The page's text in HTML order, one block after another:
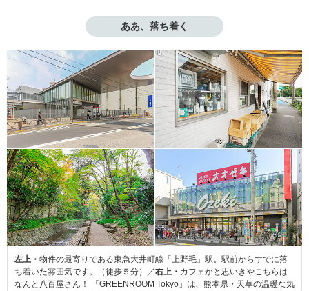
ああ、落ち着く
左上・ 物件の最寄りである東急大井町線「上野毛」駅。駅前からすでに落
ち着いた雰囲気です。（徒歩５分）／右上・ カフェかと思いきやこちらは
なんと八百屋さん！ 「GREENROOM Tokyo」は、熊本県・天草の温暖な気